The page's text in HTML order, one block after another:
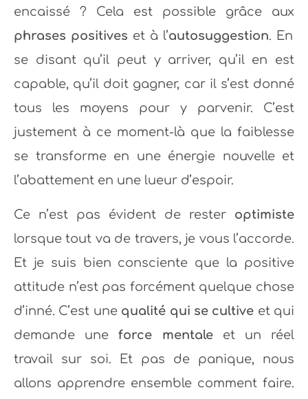
encaissé ? Cela est possible grâce aux
phrases positives et à l’autosuggestion. En
se disant qu’il peut y arriver, qu’il en est
capable, qu’il doit gagner, car il s’est donné
tous les moyens pour y parvenir. C’est
justement à ce moment-là que la faiblesse
se transforme en une énergie nouvelle et
l’abattement en une lueur d’espoir.
Ce n’est pas évident de rester optimiste
lorsque tout va de travers, je vous l’accorde.
Et je suis bien consciente que la positive
attitude n’est pas forcément quelque chose
d’inné. C’est une qualité qui se cultive et qui
demande une force mentaleet un réel
travail sur soi. Et pas de panique, nous
allons apprendre ensemble comment faire.